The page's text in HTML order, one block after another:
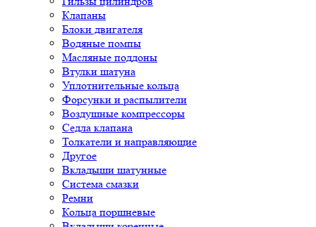
Клапаны
Блоки двигателя
Водяные помпы
Масляные поддоны
Втулки шатуна
Уплотнительные кольца
Форсунки и распылители
Воздушные компрессоры
Седла клапана
Толкатели и направляющие
Другое
Вкладыши шатунные
Система смазки
Ремни
Кольца поршневые